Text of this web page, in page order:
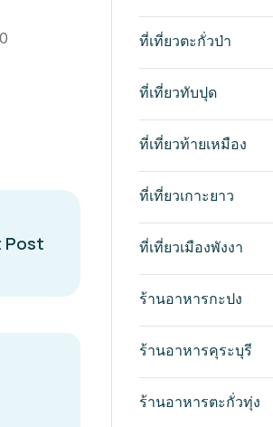
Post
ที่เที่ยวตะกั่วป่า
ที่เที่ยวทับปุด
ที่เที่ยวท้ายเหมือง
ที่เที่ยวเกาะยาว
ที่เที่ยวเมืองพังงา
ร้านอาหารกะปง
ร้านอาหารคุระบุรี
ร้านอาหารตะกั่วทุ่ง